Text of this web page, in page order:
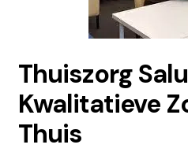
Thuiszorg
Kwalitatieve
Thuis